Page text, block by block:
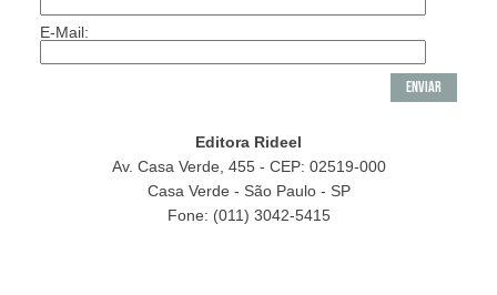
E-Mail:
Editora Rideel
Av. Casa Verde, 455 - CEP: 02519-000
Casa Verde - São Paulo - SP
Fone: (011) 3042-5415